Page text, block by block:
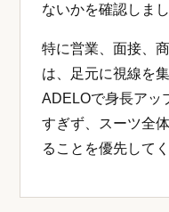
ないかを確認しまし
特に営業、面接、
は、足元に視線を
ADELOで身長アッ
すぎず、スーツ全
ることを優先してく